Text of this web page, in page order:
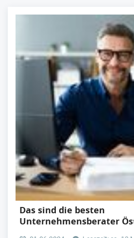
Das sind die besten
Unternehmensberater